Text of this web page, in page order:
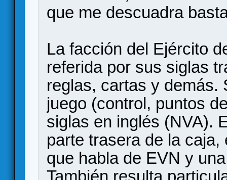
que me descuadra
La facción del Ejército
referida por sus siglas
reglas, cartas y demás.
juego (control, puntos
siglas en inglés (NVA).
parte trasera de la
que habla de EVN y
También resulta